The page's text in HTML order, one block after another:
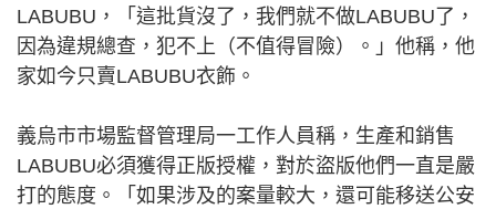
LABUBU，「這批貨沒了，我們就不做LABUBU了，
因為違規總查，犯不上（不值得冒險）。」他稱，他
家如今只賣LABUBU衣飾。
義烏市市場監督管理局一工作人員稱，生產和銷售
LABUBU必須獲得正版授權，對於盜版他們一直是嚴
打的態度。「如果涉及的案量較大，還可能移送公安